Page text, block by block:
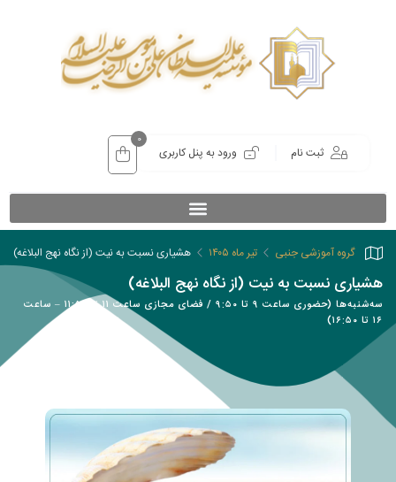
ثبت نام ورود به پنل کاربری
0
گروه آموزشی جنبی تیر ماه ۱۴۰۵ هشیاری نسبت به نیت (از نگاه نهج البلاغه)
هشیاری نسبت به نیت (از نگاه نهج البلاغه)
سه‌شنبه‌ها (حضوری ساعت ۹ تا ۹:۵۰ / فضای مجازی ساعت ۱۱ تا ۱۱:۵۰ – ساعت
۱۶ تا ۱۶:۵۰)